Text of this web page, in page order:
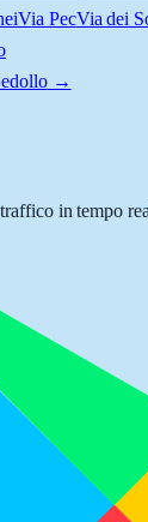
Via PecVia dei
→
in tempo